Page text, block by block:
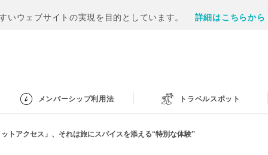
ウェブサイトの実現を目的としています。 詳細はこちらから
メンバーシップ利用法 トラベルスポット
トアクセス」、それは旅にスパイスを添える“特別な体験”